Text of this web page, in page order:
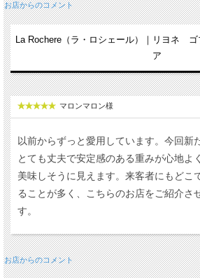
お店からのコメント
La Rochere（ラ・ロシェール）｜リヨネ ゴ
ア
マロンマロン様
以前からずっと愛用しています。今回新
とても丈夫で安定感のある重みが心地よ
美味しそうに見えます。来客者にもどこ
ることが多く、こちらのお店をご紹介さ
す。
お店からのコメント